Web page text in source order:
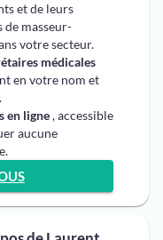
et de leurs
de masseur-
votre secteur.
médicales
en votre nom et
en ligne, accessible
aucune